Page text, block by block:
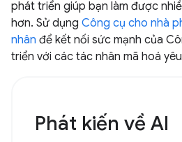
phát triển giúp bạn làm được
hơn. Sử dụng Công cụ cho nhà
nhân để kết nối sức mạnh của
triển với các tác nhân mã hoá
Phát kiến về AI